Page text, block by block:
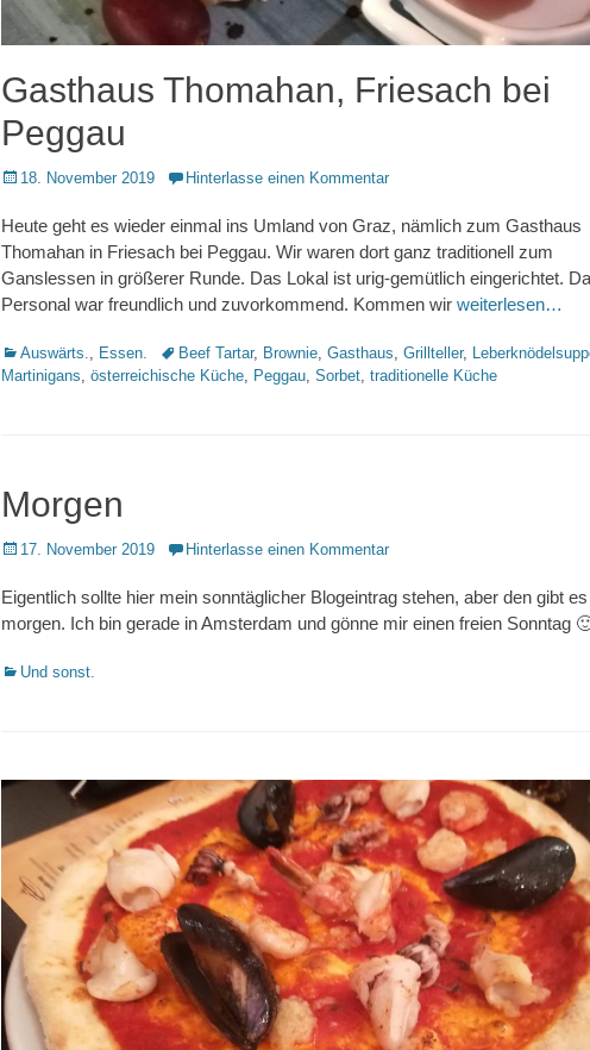
Gasthaus Thomahan, Friesach bei
Peggau
Posted
18. November 2019 Hinterlasse einen Kommentar
Heute geht es wieder einmal ins Umland von Graz, nämlich zum Gasthaus
Thomahan in Friesach bei Peggau. Wir waren dort ganz traditionell zum
Ganslessen in größerer Runde. Das Lokal ist urig-gemütlich eingerichtet.
Personal war freundlich und zuvorkommend. Kommen wir weiterlesen…
Kategorien
Auswärts. Essen. Schlagworte
Beef Tartar, Brownie Gasthaus Grillteller,
Martinigans österreichische Küche Peggau Sorbet traditionelle Küche
Morgen
Posted
17. November 2019 Hinterlasse einen Kommentar
Eigentlich sollte hier mein sonntäglicher Blogeintrag stehen, aber den gibt
morgen. Ich bin gerade in Amsterdam und gönne mir einen freien Sonntag
Kategorien
Und sonst.